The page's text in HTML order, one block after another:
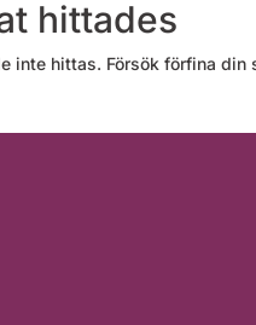
hittades
inte hittas. Försök förfina